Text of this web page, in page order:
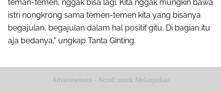
teman-temen, nggak bisa lagi. Kita nggak mungkin bawa
istri nongkrong sama temen-temen kita yang bisanya
begajulan, begajulan dalam hal positif gitu. Di bagian itu
aja bedanya," ungkap Tanta Ginting.
Advertisement - Scroll untuk Melanjutkan